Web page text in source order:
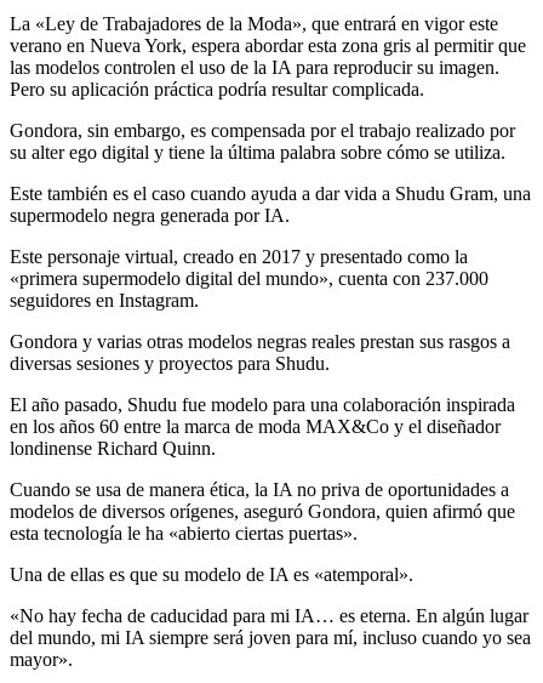
La «Ley de Trabajadores de la Moda», que entrará en vigor este
verano en Nueva York, espera abordar esta zona gris al permitir que
las modelos controlen el uso de la IA para reproducir su imagen.
Pero su aplicación práctica podría resultar complicada.
Gondora, sin embargo, es compensada por el trabajo realizado por
su alter ego digital y tiene la última palabra sobre cómo se utiliza.
Este también es el caso cuando ayuda a dar vida a Shudu Gram, una
supermodelo negra generada por IA.
Este personaje virtual, creado en 2017 y presentado como la
«primera supermodelo digital del mundo», cuenta con 237.000
seguidores en Instagram.
Gondora y varias otras modelos negras reales prestan sus rasgos a
diversas sesiones y proyectos para Shudu.
El año pasado, Shudu fue modelo para una colaboración inspirada
en los años 60 entre la marca de moda MAX&Co y el diseñador
londinense Richard Quinn.
Cuando se usa de manera ética, la IA no priva de oportunidades a
modelos de diversos orígenes, aseguró Gondora, quien afirmó que
esta tecnología le ha «abierto ciertas puertas».
Una de ellas es que su modelo de IA es «atemporal».
«No hay fecha de caducidad para mi IA… es eterna. En algún lugar
del mundo, mi IA siempre será joven para mí, incluso cuando yo sea
mayor».